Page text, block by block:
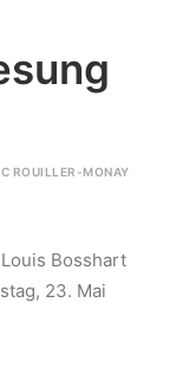
ROUILLER-MONAY
Bosshart
23. Mai